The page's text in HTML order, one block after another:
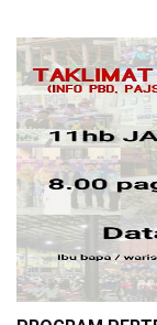
(BAPA YANG
DR. ABDUL-
MEMAAFKAN
TAHUN) DI
BELIAU AKAN
SEBALIK
🎯 TARIKH:
🔭 TEMPAT:
RAMAL, KAJANG
⏳ MASA: 8:00 -
🗒 PENYERTAAN
SILA DAFTAR